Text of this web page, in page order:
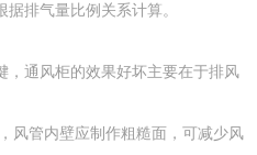
排气量比例关系计算。
，通风柜的效果好坏主要在于排风
风管内壁应制作粗糙面，可减少风